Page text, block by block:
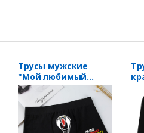
Трусы мужские
"Мой любимый
кобрик"